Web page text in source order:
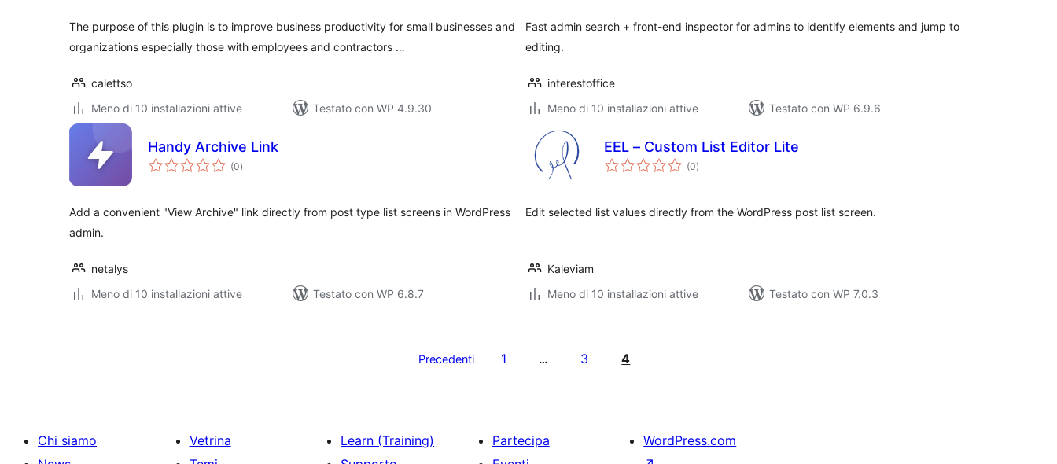
The purpose of this plugin is to improve business productivity for small businesses and
organizations especially those with employees and contractors …
calettso
Meno di 10 installazioni attive
Testato con WP 4.9.30
Fast admin search + front-end inspector for admins to identify elements and jump to
editing.
interestoffice
Meno di 10 installazioni attive
Testato con WP 6.9.6
Handy Archive Link
(0valutazioni
totali
)
Add a convenient "View Archive" link directly from post type list screens in WordPress
admin.
netalys
Meno di 10 installazioni attive
Testato con WP 6.8.7
EEL – Custom List Editor Lite
(0valutazioni
totali
)
Edit selected list values directly from the WordPress post list screen.
Kaleviam
Meno di 10 installazioni attive
Testato con WP 7.0.3
Precedenti 1 … 3 4
Chi siamo
Vetrina
Learn (Training)
Partecipa
WordPress.com